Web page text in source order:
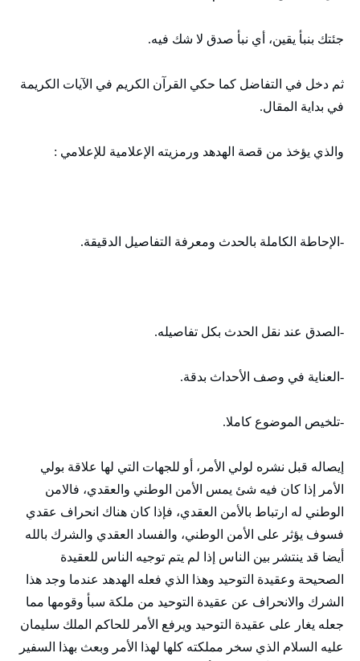
جئتك بنبأ يقين، أي نبأ صدق لا شك فيه.
ثم دخل في التفاضل كما حكي القرآن الكريم في الآيات الكريمة
في بداية المقال.
والذي يؤخذ من قصة الهدهد ورمزيته الإعلامية للإعلامي :
-الإحاطة الكاملة بالحدث ومعرفة التفاصيل الدقيقة.
-الصدق عند نقل الحدث بكل تفاصيله.
-العناية في وصف الأحداث بدقة.
-تلخيص الموضوع كاملا.
إيصاله قبل نشره لولي الأمر، أو للجهات التي لها علاقة بولي
الأمر إذا كان فيه شئ يمس الأمن الوطني والعقدي، فالامن
الوطني له ارتباط بالأمن العقدي، فإذا كان هناك انحراف عقدي
فسوف يؤثر على الأمن الوطني، والفساد العقدي والشرك بالله
أيضا قد ينتشر بين الناس إذا لم يتم توجيه الناس للعقيدة
الصحيحة وعقيدة التوحيد وهذا الذي فعله الهدهد عندما وجد هذا
الشرك والانحراف عن عقيدة التوحيد من ملكة سبأ وقومها مما
جعله يغار على عقيدة التوحيد ويرفع الأمر للحاكم الملك سليمان
عليه السلام الذي سخر مملكته كلها لهذا الأمر وبعث بهذا السفير